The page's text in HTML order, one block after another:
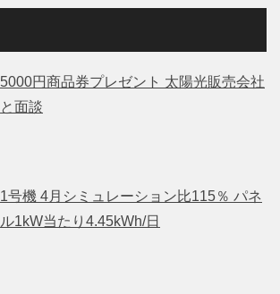
5000円商品券プレゼント 太陽光販売会社
と面談
1号機 4月シミュレーション比115％ パネ
ル1kW当たり4.45kWh/日